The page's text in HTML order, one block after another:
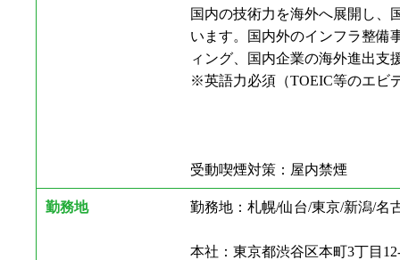
国内の技術力を海外へ展開し、
います。国内外のインフラ整備
ィング、国内企業の海外進出支
※英語力必須（TOEIC等のエビ
受動喫煙対策：屋内禁煙
勤務地 勤務地：札幌/仙台/東京/新潟/名
本社：東京都渋谷区本町3丁目